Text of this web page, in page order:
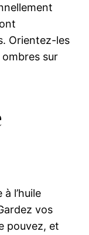
Orientez-les
sur
l’huile
vos
pouvez, et